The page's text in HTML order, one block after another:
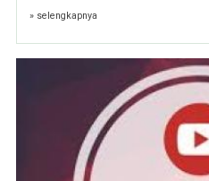
» selengkapnya